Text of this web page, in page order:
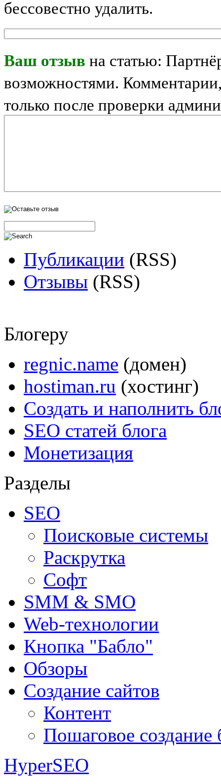
бессовестно удалить.
Ваш отзыв на статью:
возможностями.
только после проверки
Публикации (RSS)
Отзывы (RSS)
Блогеру
regnic.name (домен)
hostiman.ru (хостинг)
Создать и наполнить
SEO статей блога
Монетизация
Разделы
SEO
Поисковые системы
Раскрутка
Софт
SMM & SMO
Web-технологии
Кнопка "Бабло"
Обзоры
Создание сайтов
Контент
Пошаговое создание
HyperSEO